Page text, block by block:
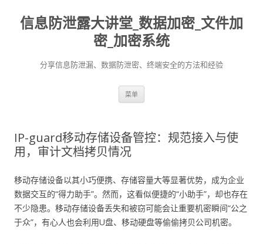
信息防泄露大讲堂_数据加密_文件加
密_加密系统
分享信息防泄漏、数据防泄密、终端安全的方法和经验
菜单
IP-guard移动存储设备管控：规范接入与使
用，审计文档拷贝情况
移动存储设备以其小巧便携、存储容量大等显著优势，成为企业
数据交互的“得力助手”。然而，这看似便捷的“小助手”，却也存在
不少隐患。移动存储设备丢失和被窃可能会让重要机密瞬间“公之
于众”，有心人也会利用U盘、移动硬盘等偷偷拷贝公司机密。